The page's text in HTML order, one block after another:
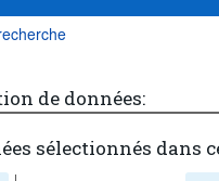
de données:
sélectionnés dans